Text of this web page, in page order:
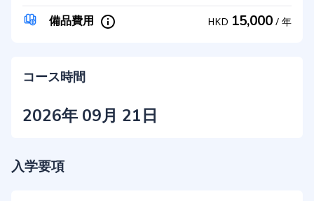
備品費用 HKD 15,000 / 年
コース時間
2026年 09月 21日
入学要項